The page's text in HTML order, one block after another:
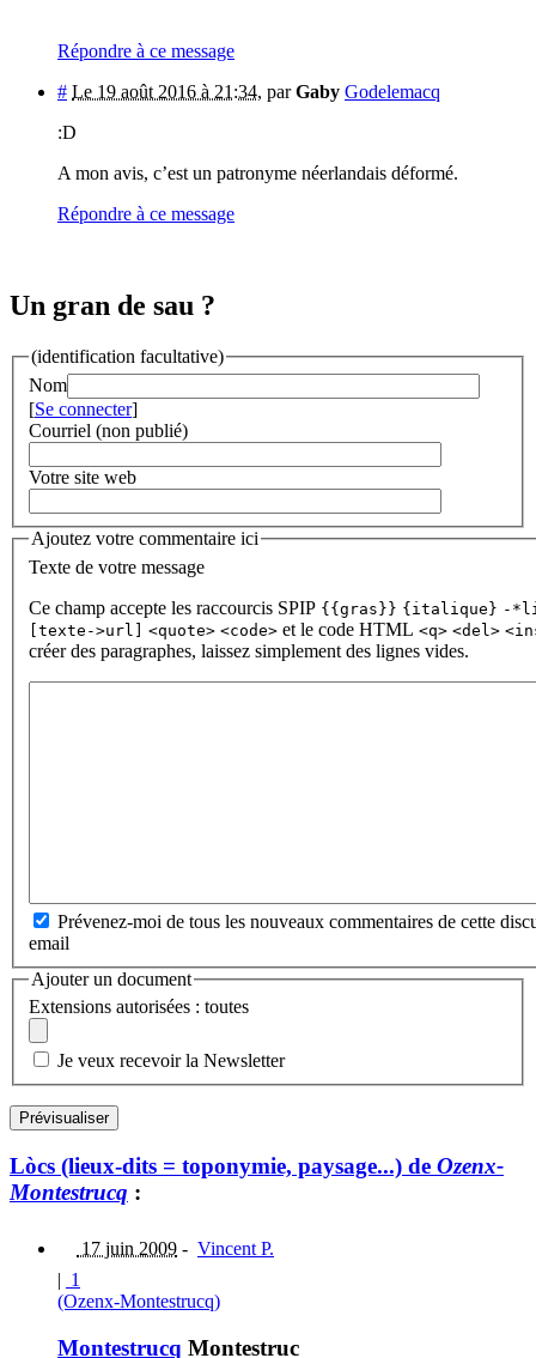
Répondre à ce message
# Le 19 août 2016 à 21:34, parGaby Godelemacq
:D
A mon avis, c’est un patronyme néerlandais déformé.
Répondre à ce message
Un gran de sau ?
(identification facultative)
Nom
[Se connecter]
Courriel (non publié)
Votre site web
Ajoutez votre commentaire ici
Texte de votre message
Ce champ accepte les raccourcis SPIP {{gras}} {italique} -
[texte->url]
<quote> <code> et le code HTML <q> <del>
créer des paragraphes, laissez simplement des lignes vides.
Prévenez-moi de tous les nouveaux commentaires de cette
email
Ajouter un document
Extensions autorisées : toutes
Je veux recevoir la Newsletter
Lòcs (lieux-dits = toponymie, paysage...) de Ozenx-
Montestrucq :
17 juin 2009 - Vincent P.
| 1
(Ozenx-Montestrucq)
Montestrucq Montestruc